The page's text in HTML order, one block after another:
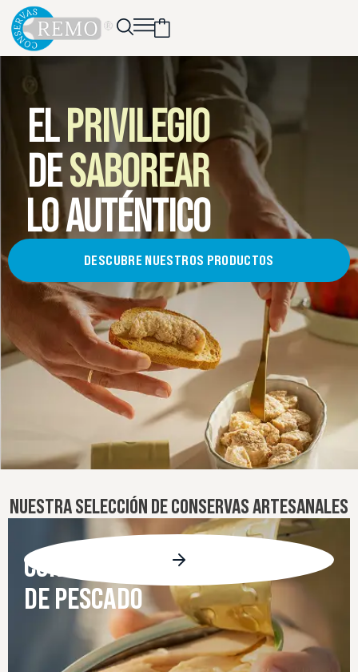
EL PRIVILEGIO
DESABOREAR
LO AUTÉNTICO
DESCUBRE NUESTROS PRODUCTOS
NUESTRA SELECCIÓN DE CONSERVAS ARTESANALES
CONSERVAS
DE PESCADO